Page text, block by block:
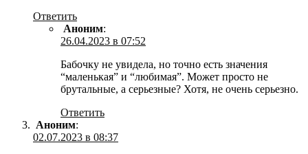
Ответить
Аноним:
26.04.2023 в 07:52
Бабочку не увидела, но точно есть значения
“маленькая” и “любимая”. Может просто не
брутальные, а серьезные? Хотя, не очень серьезно.
Ответить
Аноним:
02.07.2023 в 08:37